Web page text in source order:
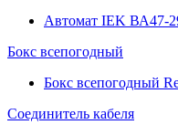
Автомат IEK ВА47-
Бокс всепогодный
Бокс всепогодный
Соединитель кабеля